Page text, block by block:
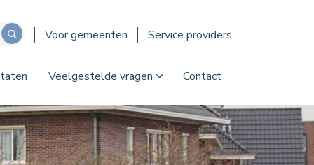
Voor gemeenten Service providers
Veelgestelde vragen Contact